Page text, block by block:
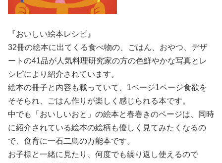
『おいしい絵本レシピ』
32冊の絵本に出てくる食べ物の、ごはん、おやつ、デザ
ートの41品が人気料理研究家の方の色鮮やかな写真とレ
シピにより紹介されています。
絵本の冊子と内容も載っていて、1ページ1ページ食欲を
そそられ、ごはん作りが楽しく感じられる本です。
中でも「おいしいおと」の絵本と春巻きのページは、同時
に紹介されている絵本の絵柄も優しく見てみたくなるの
で、食育に一石二鳥の万能本です。
お子様と一緒に見たり、何度でも繰り返し使えるので